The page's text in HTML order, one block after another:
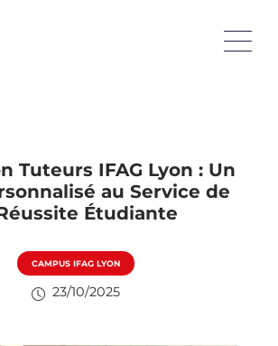
Tuteurs IFAG Lyon : Un
au Service de
Étudiante
CAMPUS IFAG LYON
23/10/2025